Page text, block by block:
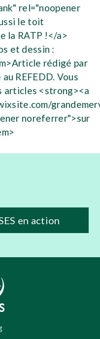
rel="noopener
le toit
la RATP !</a>
et dessin :
rédigé par
REFEDD. Vous
articles <strong><a
noreferrer">sur
en action